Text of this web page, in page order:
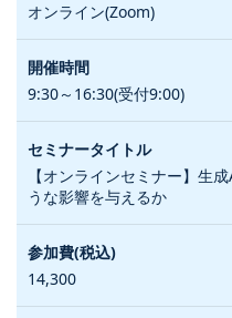
オンライン(Zoom)
9:30～16:30(受付9:00)
【オンラインセミナー】生
うな影響を与えるか
14,300